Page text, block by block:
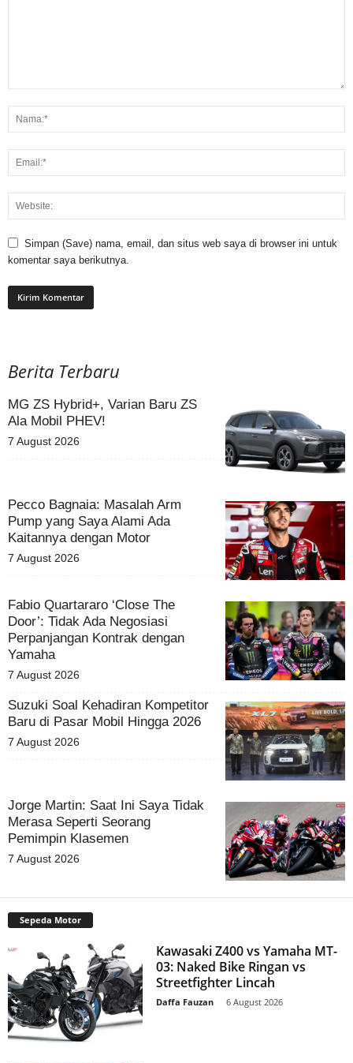
Simpan (Save) nama, email, dan situs web saya di browser ini untuk
komentar saya berikutnya.
Berita Terbaru
MG ZS Hybrid+, Varian Baru ZS
Ala Mobil PHEV!
7 August 2026
Pecco Bagnaia: Masalah Arm
Pump yang Saya Alami Ada
Kaitannya dengan Motor
7 August 2026
Fabio Quartararo ‘Close The
Door’: Tidak Ada Negosiasi
Perpanjangan Kontrak dengan
Yamaha
7 August 2026
Suzuki Soal Kehadiran Kompetitor
Baru di Pasar Mobil Hingga 2026
7 August 2026
Jorge Martin: Saat Ini Saya Tidak
Merasa Seperti Seorang
Pemimpin Klasemen
7 August 2026
Sepeda Motor
Kawasaki Z400 vs Yamaha MT-
03: Naked Bike Ringan vs
Streetfighter Lincah
Daffa Fauzan 6 August 2026